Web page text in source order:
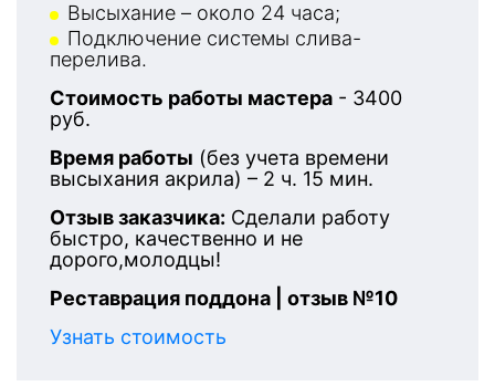
Высыхание – около 24 часа;
Подключение системы слива-
перелива.
Стоимость работы мастера - 3400
руб.
Время работы (без учета времени
высыхания акрила) – 2 ч. 15 мин.
Отзыв заказчика: Сделали работу
быстро, качественно и не
дорого,молодцы!
Реставрация поддона | отзыв №10
Узнать стоимость